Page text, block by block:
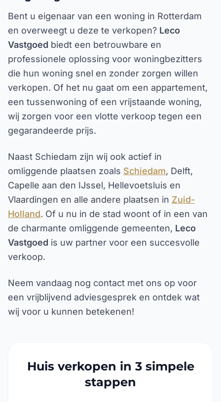
Bent u eigenaar van een woning in Rotterdam
en overweegt u deze te verkopen? Leco
Vastgoed biedt een betrouwbare en
professionele oplossing voor woningbezitters
die hun woning snel en zonder zorgen willen
verkopen. Of het nu gaat om een appartement,
een tussenwoning of een vrijstaande woning,
wij zorgen voor een vlotte verkoop tegen een
gegarandeerde prijs.
Naast Schiedam zijn wij ook actief in
omliggende plaatsen zoals Schiedam, Delft,
Capelle aan den IJssel, Hellevoetsluis en
Vlaardingen en alle andere plaatsen in Zuid-
Holland. Of u nu in de stad woont of in een van
de charmante omliggende gemeenten, Leco
Vastgoed is uw partner voor een succesvolle
verkoop.
Neem vandaag nog contact met ons op voor
een vrijblijvend adviesgesprek en ontdek wat
wij voor u kunnen betekenen!
Huis verkopen in 3 simpele
stappen